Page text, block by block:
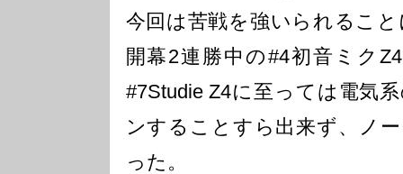
今回は苦戦を強いられるこ
開幕2連勝中の#4初音ミク
#7Studie Z4に至っては電気
ンすることすら出来ず、ノ
った。